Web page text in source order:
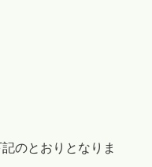
のとおりとなりま